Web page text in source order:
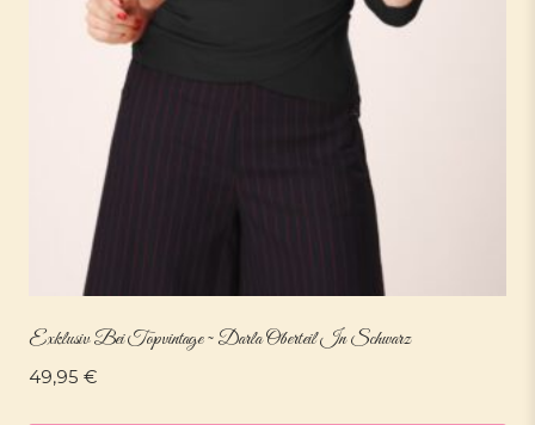
Exklusiv Bei Topvintage ~ Darla Oberteil In Schwarz
49,95 €